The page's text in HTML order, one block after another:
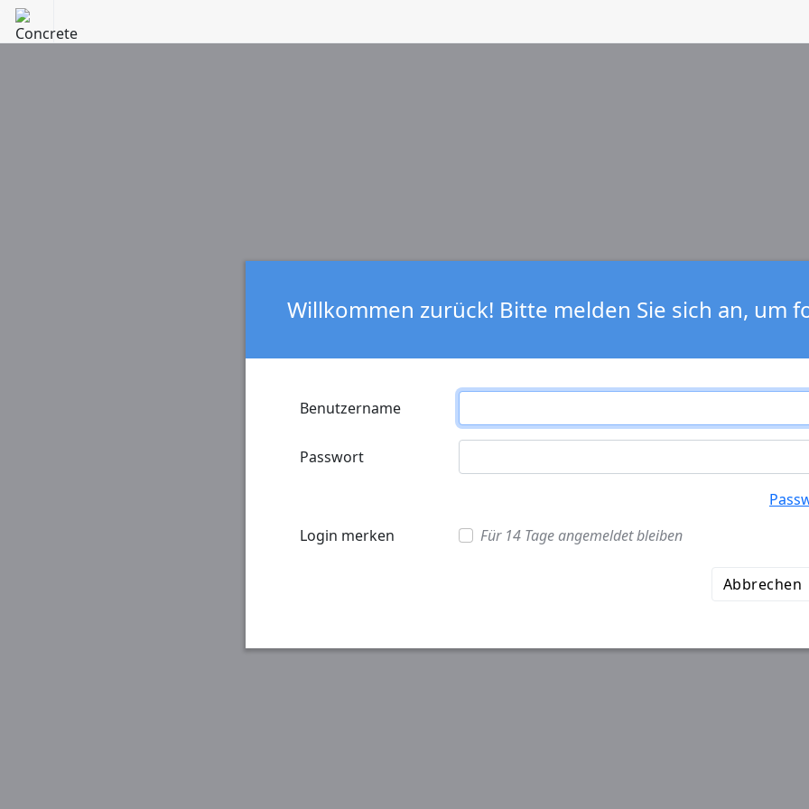
Willkommen zurück! Bitte melden Sie sich an, um
Benutzername
Passwort
Login merken
Für 14 Tage angemeldet bleiben
Abbrechen